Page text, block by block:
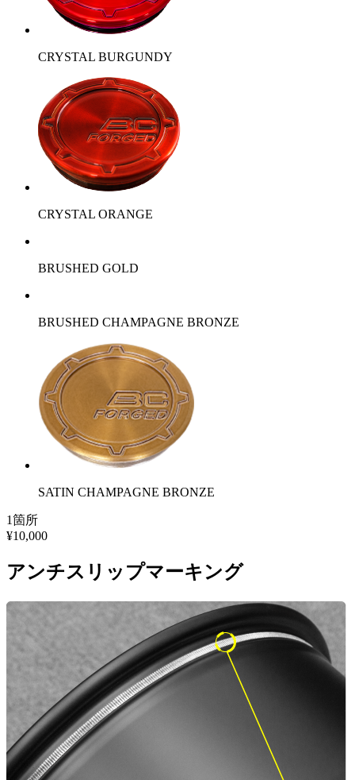
CRYSTAL BURGUNDY
CRYSTAL ORANGE
BRUSHED GOLD
BRUSHED CHAMPAGNE BRONZE
SATIN CHAMPAGNE BRONZE
1箇所
¥10,000
アンチスリップマーキング